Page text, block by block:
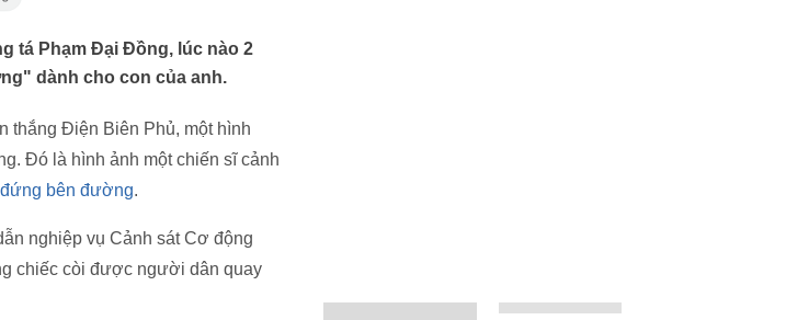
tá Phạm Đại Đồng, lúc nào 2
dành cho con của anh.
thắng Điện Biên Phủ, một hình
Đó là hình ảnh một chiến sĩ cảnh
bên đường.
nghiệp vụ Cảnh sát Cơ động
chiếc còi được người dân quay